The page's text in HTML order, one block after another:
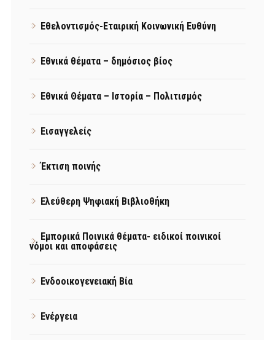
Εθελοντισμός-Εταιρική Κοινωνική Ευθύνη
Εθνικά θέματα – δημόσιος βίος
Εθνικά Θέματα – Ιστορία – Πολιτισμός
Εισαγγελείς
Έκτιση ποινής
Ελεύθερη Ψηφιακή Βιβλιοθήκη
Εμπορικά Ποινικά θέματα- ειδικοί ποινικοί
νόμοι και αποφάσεις
Ενδοοικογενειακή Βία
Ενέργεια